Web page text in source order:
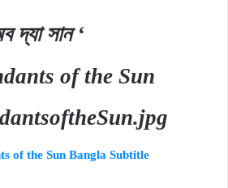
দ্যা সান ‘
of the Sun
of the Sun Bangla Subtitle